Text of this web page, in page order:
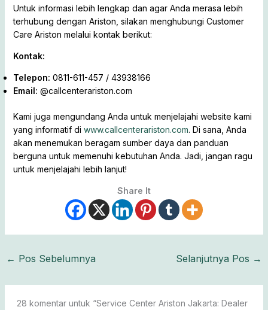
Untuk informasi lebih lengkap dan agar Anda merasa lebih
terhubung dengan Ariston, silakan menghubungi Customer
Care Ariston melalui kontak berikut:
Kontak:
Telepon: 0811-611-457 / 43938166
Email: @callcenterariston.com
Kami juga mengundang Anda untuk menjelajahi website kami
yang informatif di www.callcenterariston.com. Di sana, Anda
akan menemukan beragam sumber daya dan panduan
berguna untuk memenuhi kebutuhan Anda. Jadi, jangan ragu
untuk menjelajahi lebih lanjut!
Share It
← Pos Sebelumnya Selanjutnya Pos →
28 komentar untuk “Service Center Ariston Jakarta: Dealer